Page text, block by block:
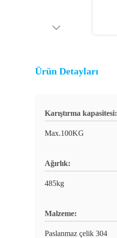
Ürün Detayları
Karıştırma kapasitesi:
Max.100KG
Ağırlık:
485kg
Malzeme:
Paslanmaz çelik 304